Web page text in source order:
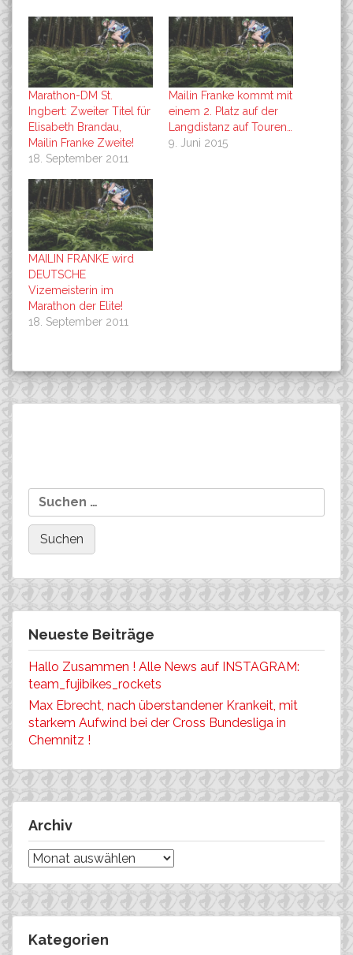
Marathon-DM St.
Ingbert: Zweiter Titel für
Elisabeth Brandau,
Mailin Franke Zweite!
18. September 2011
Mailin Franke kommt mit
einem 2. Platz auf der
Langdistanz auf Touren…
9. Juni 2015
MAILIN FRANKE wird
DEUTSCHE
Vizemeisterin im
Marathon der Elite!
18. September 2011
Neueste Beiträge
Hallo Zusammen ! Alle News auf INSTAGRAM:
team_fujibikes_rockets
Max Ebrecht, nach überstandener Krankeit, mit
starkem Aufwind bei der Cross Bundesliga in
Chemnitz !
Archiv
Archiv
Kategorien